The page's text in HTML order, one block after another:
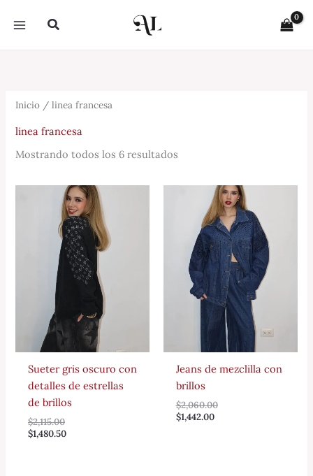
Buscar
Inicio / linea francesa
linea francesa
Mostrando todos los 6 resultados
Sueter gris oscuro con
detalles de estrellas
de brillos
$2,115.00
$1,480.50
Jeans de mezclilla con
brillos
$2,060.00
$1,442.00